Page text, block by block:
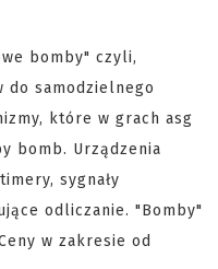
bomby" czyli,
do samodzielnego
które w grach asg
bomb. Urządzenia
sygnały
odliczanie. "Bomby"
w zakresie od